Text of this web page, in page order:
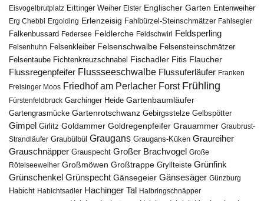
Eisvogelbrutplatz Eittinger Weiher Elster Englischer Garten Entenweiher
Erg Chebbi Ergolding Erlenzeisig Fahlbürzel-Steinschmätzer Fahlsegler
Falkenbussard Federsee Feldlerche Feldschwirl Feldsperling
Felsenhuhn Felsenkleiber Felsenschwalbe Felsensteinschmätzer
Felsentaube Fichtenkreuzschnabel Fischadler Fitis Flaucher
Flussregenpfeifer Flussseeschwalbe Flussuferläufer Franken
Freisinger Moos Friedhof am Perlacher Forst Frühling
Fürstenfeldbruck Garchinger Heide Gartenbaumläufer
Gartengrasmücke Gartenrotschwanz Gebirgsstelze Gelbspötter
Gimpel Girlitz Goldammer Goldregenpfeifer Grauammer Graubrust-
Strandläufer Graubülbül Graugans Graugans-Küken Graureiher
Grauschnäpper Grauspecht Großer Brachvogel Große
Rötelseeweiher Großmöwen Großtrappe Gryllteiste Grünfink
Grünschenkel Grünspecht Gänsegeier Gänsesäger Günzburg
Habicht Habichtsadler Hachinger Tal Halbringschnäpper